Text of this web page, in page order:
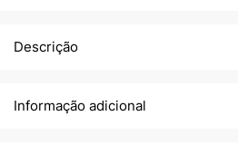
Descrição
Informação adicional